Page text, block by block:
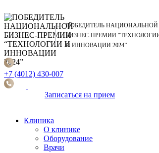
ПОБЕДИТЕЛЬ НАЦИОНАЛЬНОЙ
БИЗНЕС-ПРЕМИИ
И ИННОВАЦИИ 2024”
+7 (4012) 430-007
Записаться на прием
Клиника
О клинике
Оборудование
Врачи